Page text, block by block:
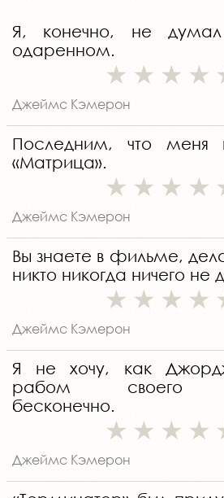
Я, конечно, не
одаренном.
Джеймс Кэмерон
Последним, что меня
«Матрица».
Джеймс Кэмерон
Вы знаете в фильме,
никто никогда ничего не
Джеймс Кэмерон
Я не хочу, как
рабом своего
бесконечно.
Джеймс Кэмерон